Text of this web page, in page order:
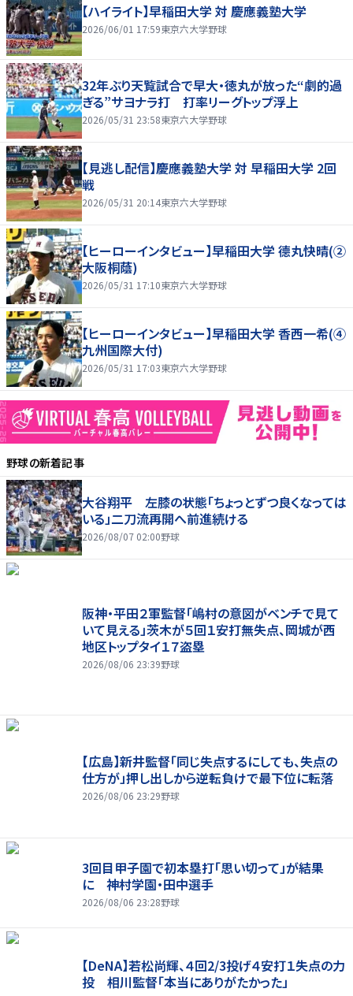
【ハイライト】早稲田大学 対 慶應義塾大学
2026/06/01 17:59東京六大学野球
32年ぶり天覧試合で早大・徳丸が放った“劇的過
ぎる”サヨナラ打 打率リーグトップ浮上
2026/05/31 23:58東京六大学野球
【見逃し配信】慶應義塾大学 対 早稲田大学 2回
戦
2026/05/31 20:14東京六大学野球
【ヒーローインタビュー】早稲田大学 德丸快晴(②
大阪桐蔭)
2026/05/31 17:10東京六大学野球
【ヒーローインタビュー】早稲田大学 香西一希(④
九州国際大付)
2026/05/31 17:03東京六大学野球
野球の新着記事
大谷翔平 左膝の状態「ちょっとずつ良くなっては
いる」二刀流再開へ前進続ける
2026/08/07 02:00野球
阪神・平田２軍監督「嶋村の意図がベンチで見て
いて見える」茨木が５回１安打無失点、岡城が西
地区トップタイ１７盗塁
2026/08/06 23:39野球
【広島】新井監督「同じ失点するにしても、失点の
仕方が」押し出しから逆転負けで最下位に転落
2026/08/06 23:29野球
3回目甲子園で初本塁打「思い切って」が結果
に 神村学園・田中選手
2026/08/06 23:28野球
【DeNA】若松尚輝、４回2/3投げ４安打１失点の力
投 相川監督「本当にありがたかった」